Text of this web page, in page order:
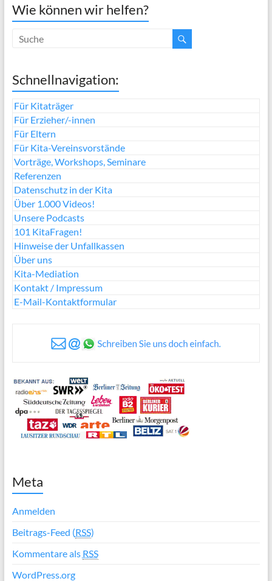
Wie können wir helfen?
Schnellnavigation:
Für Kitaträger
Für Erzieher/-innen
Für Eltern
Für Kita-Vereinsvorstände
Vorträge, Workshops, Seminare
Referenzen
Datenschutz in der Kita
Über 1.000 Videos!
Unsere Podcasts
101 KitaFragen!
Hinweise der Unfallkassen
Über uns
Kita-Mediation
Kontakt / Impressum
E-Mail-Kontaktformular
Meta
Anmelden
Beitrags-Feed (RSS)
Kommentare als RSS
WordPress.org